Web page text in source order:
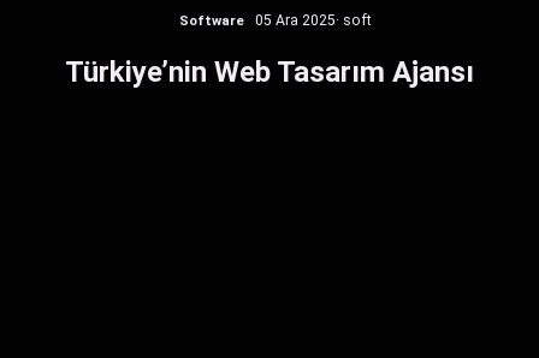
Software 05 Ara 2025· soft
Türkiye’nin Web Tasarım Ajansı